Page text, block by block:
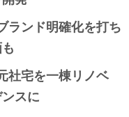
ランド明確化を打ち
社宅を一棟リノベ
スに